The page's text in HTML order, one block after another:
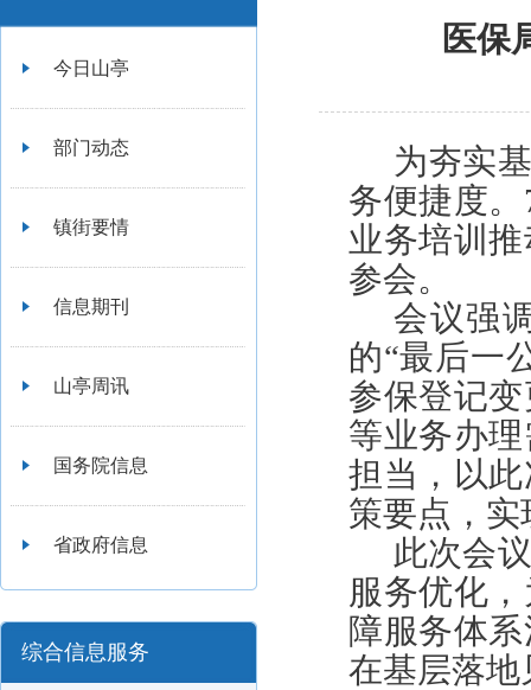
今日山亭
部门动态
镇街要情
信息期刊
山亭周讯
国务院信息
省政府信息
综合信息服务
医保
为夯实
务便捷度
业务培训
参会。
会议强
的“最后一
参保登记
等业务办
担当，以
策要点，实
此次会
服务优化
障服务体
在基层落